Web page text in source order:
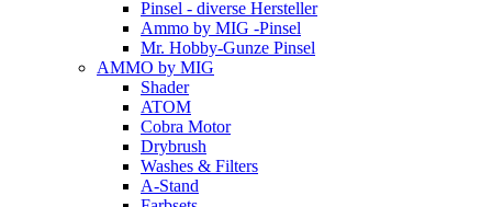
Pinsel - diverse Hersteller
Ammo by MIG -Pinsel
Mr. Hobby-Gunze Pinsel
AMMO by MIG
Shader
ATOM
Cobra Motor
Drybrush
Washes & Filters
A-Stand